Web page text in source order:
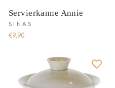
Servierkanne Annie
SINAS
€9,90